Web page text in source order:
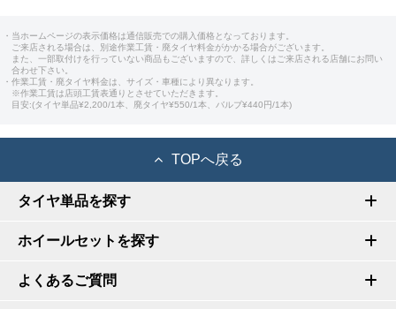
・当ホームページの表示価格は通信販売での購入価格となっております。
ご来店される場合は、別途作業工賃・廃タイヤ料金がかかる場合がございます。
また、一部取付けを行っていない商品もございますので、詳しくはご来店される店舗にお問い
合わせ下さい。
・作業工賃・廃タイヤ料金は、サイズ・車種により異なります。
※作業工賃は店頭工賃表通りとさせていただきます。
目安:(タイヤ単品¥2,200/1本、廃タイヤ¥550/1本、バルブ¥440円/1本)
TOPへ戻る
タイヤ単品を探す
ホイールセットを探す
よくあるご質問